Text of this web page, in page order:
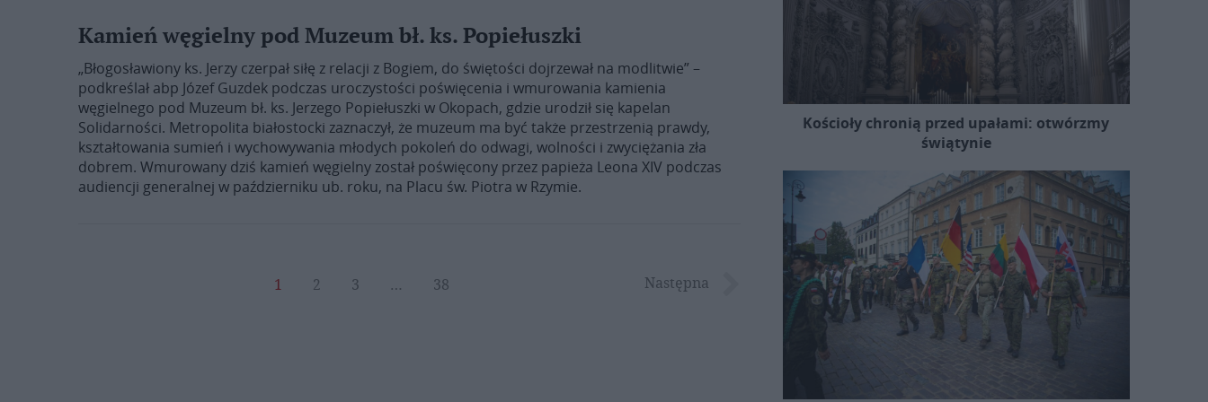
Kamień węgielny pod Muzeum bł. ks. Popiełuszki
„Błogosławiony ks. Jerzy czerpał siłę z relacji z Bogiem, do świętości dojrzewał na modlitwie” –
podkreślał abp Józef Guzdek podczas uroczystości poświęcenia i wmurowania kamienia
węgielnego pod Muzeum bł. ks. Jerzego Popiełuszki w Okopach, gdzie urodził się kapelan
Solidarności. Metropolita białostocki zaznaczył, że muzeum ma być także przestrzenią prawdy,
kształtowania sumień i wychowywania młodych pokoleń do odwagi, wolności i zwyciężania zła
dobrem. Wmurowany dziś kamień węgielny został poświęcony przez papieża Leona XIV podczas
audiencji generalnej w październiku ub. roku, na Placu św. Piotra w Rzymie.
1 2 3 … 38 Następna
Kościoły chronią przed upałami: otwórzmy
świątynie